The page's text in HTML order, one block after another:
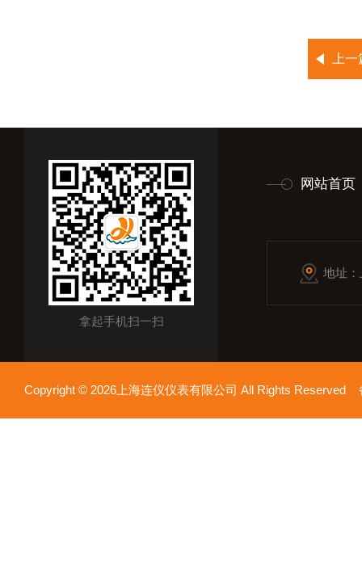
上
拿起手机扫一扫
网站首页
地址
Copyright © 2026上海连仪仪表有限公司 All Rights Reserved